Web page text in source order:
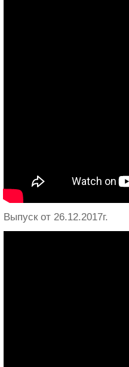
Выпуск от 26.12.2017г.